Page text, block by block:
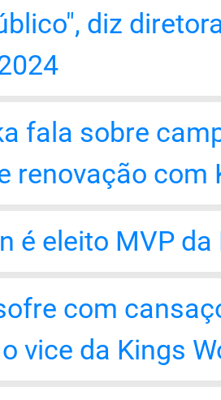
diz
fala sobre
renovação com
é eleito MVP
com
vice da Kings